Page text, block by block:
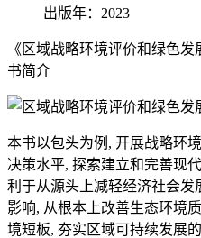
出版年：2023
《区域战略环境评价和绿色
书简介
本书以包头为例, 开展战略环
决策水平, 探索建立和完善现
利于从源头上减轻经济社会发
影响, 从根本上改善生态环境
境短板, 夯实区域可持续发展